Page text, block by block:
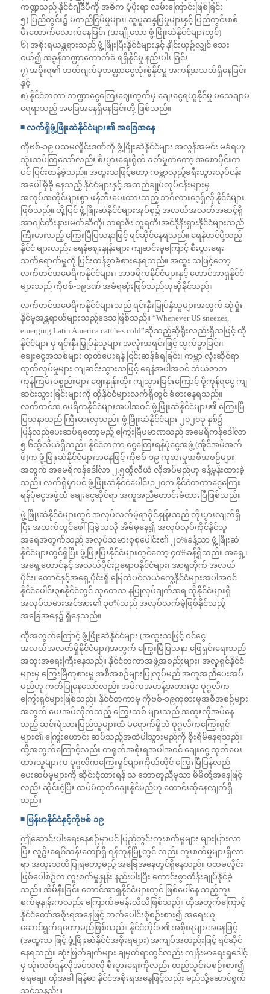
ကဏ္ဍသည် နိုင်ငံဂျီဒီပီကို အဓိက ပံ့ပိုးရာ လမ်းကြောင်းဖြစ်ခြင်း
၅) ပြည်တွင်း၌ မတည်ငြိမ်မှုများ၊ ဆူပူဆန္ဒပြမှုများနှင့် ပြည်တွင်းစစ်
မီးတောက်လောက်နေခြင်း (အချို့သော ဖွံ့ဖြိုးဆဲနိုင်ငံများတွင်)
၆) အစိုးရယန္တရားသည် ဖွံ့ဖြိုးပြီးနိုင်ငံများနှင့် နှိုင်းယှဉ်လျှင် သေး
ငယ်၍ အခွန်ဘဏ္ဍာကောက်ခံ ရရှိနိုင်မှု နည်းပါး ခြင်း
၇) အစိုးရ၏ ဘတ်ဂျက်မှဘဏ္ဍာငွေသုံးစွဲနိုင်မှု အကန့်အသတ်ရှိနေခြင်း
နှင့်
၈) နိုင်ငံတကာ ဘဏ္ဍာငွေကြေးဈေးကွက်မှ ချေးငွေရယူနိုင်မှု မသေချာမ
ရေရာသည့် အခြေအနေရှိနေခြင်းတို့ ဖြစ်သည်။
◾️ လက်ရှိဖွံ့ဖြိုးဆဲနိုင်ငံများ၏ အခြေအနေ
ကိုဗစ်-၁၉ ပထမလှိုင်းဒဏ်ကို ဖွံ့ဖြိုးဆဲနိုင်ငံများ အလွန်အမင်း မခံရဟု
သုံးသပ်ကြသော်လည်း စီးပွားရေးရိုက် ခတ်မှုကတော့ အစောပိုင်းက
ပင် ပြင်းထန်ခဲ့သည်။ အထူးသဖြင့်တော့ ကမ္ဘာလှည့်ခရီးသွားလုပ်ငန်း
အပေါ် မှီခို နေသည့် နိုင်ငံများနှင့် အထည်ချုပ်လုပ်ငန်းများမှ
အလုပ်အကိုင်များစွာ ဖန်တီးပေးထားသည့် ဘင်္ဂလားဒေ့ရှ်လို နိုင်ငံများ
ဖြစ်သည်။ ထို့ပြင် ဖွံ့ဖြိုးဆဲနိုင်ငံများအုပ်စု၌ အလယ်အလတ်အဆင့်ရှိ
အာဂျင်တီးနား၊မက်ဆီကို၊ ဘရာဇီး တူရကီ၊အင်ဒိုနီးရှားနိုင်ငံများသည်
ကြီးမားသည့် ကြွေးမြီပြသနာဖြင့် ရင်ဆိုင်နေရသည်။ ရေနံတင်ပို့သည့်
နိုင်ငံ များလည်း ရေနံဈေးနှုန်းများ ကျဆင်းမှုကြောင့် စီးပွားရေး
သက်ရောက်မှုကို ပြင်းထန်စွာခံစားနေရသည်။ အထူး သဖြင့်တော့
လက်တင်အမေရိကနိုင်ငံများ၊ အာဖရိကနိုင်ငံများနှင့် တောင်အာရှနိုင်ငံ
များသည် ကိုဗစ်-၁၉ဒဏ် အခံရဆုံးဖြစ်သည်ဟုဆိုနိုင်သည်။
လက်တင်အမေရိကနိုင်ငံများသည် ရင်းနှီးမြှုပ်နှံသူများအတွက် ဆုံရှုံး
နိုင်မှုအန္တရာယ်များသည့်ဒေသဖြစ်သည်။ “Whenever US sneezes,
emerging Latin America catches cold”ဆိုသည့်ဆိုရိုးလည်းရှိသဖြင့် ထို
နိုင်ငံများ မှ ရင်းနှီးမြှုပ်နှံသူများ အလုံးအရင်းဖြင့် ထွက်ခွာခြင်း၊
ချေးငွေအသစ်များ ထုတ်ပေးရန် ငြင်းဆန်ခံရခြင်း၊ ကမ္ဘာ လုံးဆိုင်ရာ
ထုတ်လုပ်မှုများ ကျဆင်းသွားသဖြင့် ရေနံအပါအဝင် သံယံဇာတ
ကုန်ကြမ်းပစ္စည်းများ ဈေးနှုန်းထိုး ကျသွားခြင်းကြောင့် ပို့ကုန်ရငွေ ကျ
ဆင်းသွားခြင်းများကို ထိုနိုင်ငံများလက်ရှိတွင် ခံစားနေရသည်။
လက်တင်အ မေရိကနိုင်ငံများအပါအဝင် ဖွံ့ဖြိုးဆဲနိုင်ငံများ၏ ကြွေးမြီ
ပြသနာသည် ကြီးမားလှသည်။ ဖွံ့ဖြိုးဆဲနိုင်ငံများ ၂၀၂၀ခု နှစ်၌
ပြန်လည်ပေးဆပ်ရတော့မည့် ကြွေးမြီပမာဏသည် အမေရိကန်ဒေါ်လာ
၅.၆ထွီလီယံရှိသည်။ နိုင်ငံတကာ ငွေကြေးရန်ပုံငွေအဖွဲ့ (အိုင်အမ်အက်
ဖ်)က ဖွံ့ဖြိုးဆဲနိုင်ငံများအနေဖြင့် ကိုဗစ်-၁၉ ကုစားမှုအစီအစဉ်များ
အတွက် အမေရိကန်ဒေါ်လာ ၂.၅ထွီလီယံ လိုအပ်မည်ဟု ခန့်မှန်းထားခဲ့
သည်။ လက်ရှိမှာပင် ဖွံ့ဖြိုးဆဲနိုင်ငံပေါင်း၁၂၀က နိုင်ငံတကာငွေကြေး
ရန်ပုံငွေအဖွဲ့ထံ ချေးငွေဆိုင်ရာ အကူအညီတောင်းခံထားပြီဖြစ်သည်။
ဖွံ့ဖြိုးဆဲနိုင်ငံများတွင် အလုပ်လက်မဲ့ရာခိုင်နှုန်းသည် တိုးပွားလျက်ရှိ
ပြီး အထက်တွင်ဖေါ်ပြခဲ့သလို အိမ်မှနေ၍ အလုပ်လုပ်ကိုင်နိုင်သူ
အရေအတွက်သည် အလုပ်သမားစုစုပေါင်း၏ ၂၀%ခန့်သာ ဖွံ့ဖြိုးဆဲ
နိုင်ငံများတွင်ရှိပြီး ဖွံ့ဖြိုးပြီးနိုင်ငံများတွင်တော့ ၄၀%ခန့်ရှိသည်။ အရှေ့၊
အရှေ့တောင်နှင့် အလယ်ပိုင်းဥရောပနိုင်ငံများ၊ အာရှတိုက် အလယ်
ပိုင်း၊ တောင်နှင့်အရှေ့ပိုင်းရှိ မြေထဲပင်လယ်ကွေ့နိုင်ငံများအပါအဝင်
နိုင်ငံပေါင်း၃၈နိုင်ငံတွင် သုတေသ နပြုလုပ်ချက်အရ ထိုနိုင်ငံများရှိ
အလုပ်သမားအင်အား၏ ၃၀%သည် အလုပ်လက်မဲ့ဖြစ်နိုင်သည့်
အခြေအနေ၌ ရှိနေသည်။
ထိုအတွက်ကြောင့် ဖွံ့ဖြိုးဆဲနိုင်ငံများ (အထူးသဖြင့် ဝင်ငွေ
အလယ်အလတ်ရှိနိုင်ငံများ)အတွက် ကြွေးမြီပြသနာ ဖြေရှင်းရေးသည်
အထူးအရေးကြီးနေသည်။ နိုင်ငံတကာအဖွဲ့အစည်းများ၊ အလှူရှင်နိုင်ငံ
များမှ ကြွေးမြီကုစားမှု အစီအစဉ်များပြုလုပ်မည် အကူအညီပေးအပ်
မည်ဟု ကတိပြုနေသော်လည်း အဓိကအဟန့်အတားမှာ ပုဂ္ဂလိက
ကြွေးရှင်များဖြစ်သည်။ နိုင်ငံတကာမှ ကိုဗစ်-၁၉ကုစားမှုအစီအစဉ်များ
အတွက် ပေးအပ်လိုက်သည့် ကြွေးသစ် များသည် အထူးလိုအပ်နေ
သည့် ဆင်းရဲသားပြည်သူများထံ မရောက်ရှိဘဲ ပုဂ္ဂလိကကြွေးရှင်
များ၏ ကြွေးဟောင်း ဆပ်သည့်အထဲပါသွားမည်ကို စိုးရိမ်နေရသည်။
ထို့အတွက်ကြောင့်လည်း တရုတ်အစိုးရအပါအဝင် ချေးငွေ ထုတ်ပေး
ထားသူများက ပုဂ္ဂလိကကြွေးရှင်များကိုယ်တိုင် ကြွေးမြီပြန်လည်
ပေးဆပ်မှုများကို ဆိုင်းငံ့ထားရန် သ ဘောတူညီမှသာ မိမိတို့အနေဖြင့်
လည်း ဆိုင်းငံ့ပြီး ထပ်မံထုတ်ချေးနိုင်မည်ဟု တောင်းဆိုနေလျက်ရှိ
သည်။
◾️ မြန်မာနိုင်ငံနှင့်ကိုဗစ်-၁၉
ဤဆောင်းပါးရေးနေစဉ်မှာပင် ပြည်တွင်းကူးစက်မှုများ များပြားလာ
ပြီး လူဦးရေ၆သန်းကျော်ရှိ ရန်ကုန်မြို့တွင် လည်း ကူးစက်မှုများရှိလာ
ရာ အထူးသတိပြုရတော့မည့် အခြေအနေတွင်ရှိနေသည်။ ပထမလှိုင်း
ဖြစ်ပေါ်စဉ်က ကူးစက်မှုနှုန်း နည်းပါးပြီး ကောင်းစွာထိန်းချုပ်နိုင်ခဲ့
သည်။ အိမ်နီးခြင်း တောင်အာရှနိုင်ငံများတွင် ဖြစ်ပေါ်နေ သည့်ကူး
စက်မှုနှုန်းကလည်း ကြောက်ခမန်းလိလိဖြစ်သည်။ ထိုအတွက်ကြောင့်
နိုင်ငံတော်အစိုးရအနေဖြင့် ဘက်ပေါင်းစုံစဉ်းစား၍ အရေးယူ
ဆောင်ရွက်ရတော့မည်ဖြစ်သည်။ နိုင်ငံတိုင်း၏ အစိုးရများအနေဖြင့်
(အထူးသ ဖြင့် ဖွံ့ဖြိုးဆဲနိုင်ငံအစိုးရများ) အကျပ်အတည်းဖြင့် ရင်ဆိုင်
နေရသည်။ ဆုံးဖြတ်ချက်များ ချမှတ်ရာတွင်လည်း ကျန်းမာရေးရှုဒေါင့်
မှ သုံးသပ်ရန်လိုအပ်သလို စီးပွားရေးကိုလည်း ထည့်သွင်းမစဉ်းစား၍
မရချေ။ ထိုအခါ မြန်မာ နိုင်ငံအစိုးရအနေဖြင့်လည်း မည်သို့ဆောင်ရွက်
သင့်သနည်း။